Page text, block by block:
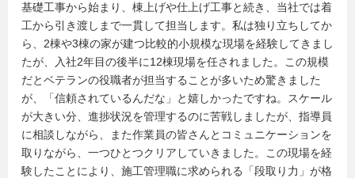
基礎工事から始まり、棟上げや仕上げ工事と続き、当社では着
工から引き渡しまで一貫して担当します。私は独り立ちしてか
ら、2棟や3棟の家が建つ比較的小規模な現場を経験してきまし
たが、入社2年目の後半に12棟現場を任されました。この規模
だとベテランの役職者が担当することが多いため驚きました
が、「信頼されているんだな」と嬉しかったですね。スケール
が大きい分、進捗状況を管理するのに苦戦しましたが、指導員
に相談しながら、また作業員の皆さんとコミュニケーションを
取りながら、一つひとつクリアしていきました。この現場を経
験したことにより、施工管理職に求められる「段取り力」が格